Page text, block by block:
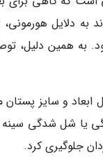
به دلایل
به همین دلیل،
ابعاد و سایز
یا شل شدگی سینه
جلوگیری کرد.